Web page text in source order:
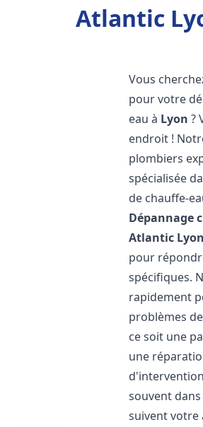
Atlantic
Vous
pour votre
eau à Lyon ?
endroit !
plombiers
spécialisée
de chauffe-
Dépannage
Atlantic Lyon
pour
spécifiques.
rapidement
problèmes
ce soit une
une
souvent
suivent votre